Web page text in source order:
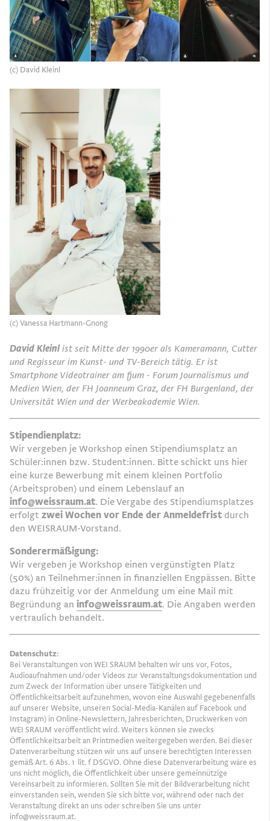
(c) David Kleinl
(c) Vanessa Hartmann-Gnong
David Kleinlist seit Mitte der 1990er als Kameramann, Cutter
und Regisseur im Kunst- und TV-Bereich tätig. Er ist
Smartphone Videotrainer am fjum - Forum Journalismus und
Medien Wien, der FH Joanneum Graz, der FH Burgenland, der
Universität Wien und der Werbeakademie Wien.
Stipendienplatz:
Wir vergeben je Workshop einen Stipendiumsplatz an
Schüler:innen bzw. Student:innen. Bitte schickt uns hier
eine kurze Bewerbung mit einem kleinen Portfolio
(Arbeitsproben) und einem Lebenslauf an
info@weissraum.at. Die Vergabe des Stipendiumsplatzes
erfolgt zwei Wochen vor Ende der Anmeldefrist durch
den WEISRAUM-Vorstand.
Sonderermäßigung:
Wir vergeben je Workshop einen vergünstigten Platz
(50%) an Teilnehmer:innen in finanziellen Engpässen. Bitte
dazu frühzeitig vor der Anmeldung um eine Mail mit
Begründung an info@weissraum.at. Die Angaben werden
vertraulich behandelt.
Datenschutz:
Bei Veranstaltungen von WEI SRAUM behalten wir uns vor, Fotos,
Audioaufnahmen und/oder Videos zur Veranstaltungsdokumentation und
zum Zweck der Information über unsere Tätigkeiten und
Öffentlichkeitsarbeit aufzunehmen, wovon eine Auswahl gegebenenfalls
auf unserer Website, unseren Social-Media-Kanälen auf Facebook und
Instagram) in Online-Newslettern, Jahresberichten, Druckwerken von
WEI SRAUM veröffentlicht wird. Weiters können sie zwecks
Öffentlichkeitsarbeit an Printmedien weitergegeben werden. Bei dieser
Datenverarbeitung stützen wir uns auf unsere berechtigten Interessen
gemäß Art. 6 Abs. 1 lit. f DSGVO. Ohne diese Datenverarbeitung wäre es
uns nicht möglich, die Öffentlichkeit über unsere gemeinnützige
Vereinsarbeit zu informieren. Sollten Sie mit der Bildverarbeitung nicht
einverstanden sein, wenden Sie sich bitte vor, während oder nach der
Veranstaltung direkt an uns oder schreiben Sie uns unter
info@weissraum.at.